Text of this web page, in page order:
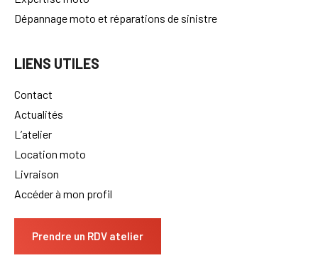
Dépannage moto et réparations de sinistre
LIENS UTILES
Contact
Actualités
L’atelier
Location moto
Livraison
Accéder à mon profil
Prendre un RDV atelier